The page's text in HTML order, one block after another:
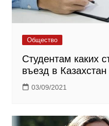
Общество
Студентам каких
въезд в Казахстан
03/09/2021